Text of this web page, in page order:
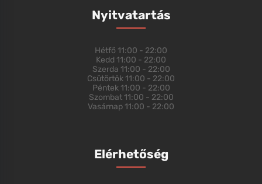
Nyitvatartás
Hétfő 11:00 - 22:00
Kedd 11:00 - 22:00
Szerda 11:00 - 22:00
Csütörtök 11:00 - 22:00
Péntek 11:00 - 22:00
Szombat 11:00 - 22:00
Vasárnap 11:00 - 22:00
Elérhetőség